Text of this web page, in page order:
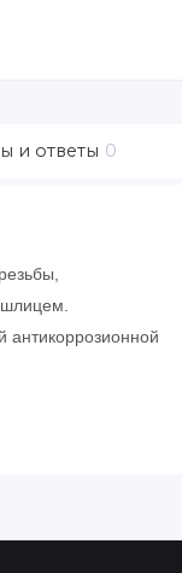
и ответы 0
антикоррозионной